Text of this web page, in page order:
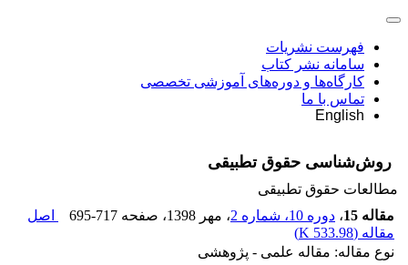
فهرست نشریات
سامانه نشر کتاب
کارگاه‌ها و دوره‌های آموزشی تخصصی
تماس با ما
English
روش‌شناسی حقوق تطبیقی
مطالعات حقوق تطبیقی
مقاله 15
، دوره 10، شماره 2 ، مهر 1398 ، صفحه 695-717
اصل
مقاله (533.98 K
)
نوع مقاله: مقاله علمی - پژوهشی